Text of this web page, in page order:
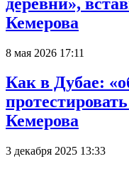
Кемерова
8 мая 2026 17:11
Как в Дубае:
Кемерова
3 декабря 2025 13:33